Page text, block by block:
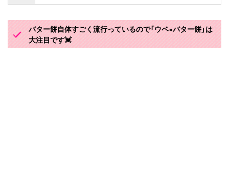
バター餅自体すごく流行っているので「ウベ×バター餅」は
大注目です💓